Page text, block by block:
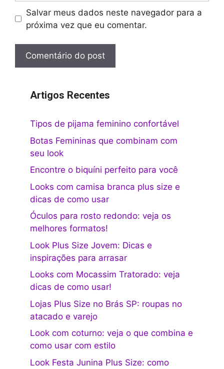
Salvar meus dados neste navegador para a
próxima vez que eu comentar.
Artigos Recentes
Tipos de pijama feminino confortável
Botas Femininas que combinam com
seu look
Encontre o biquíni perfeito para você
Looks com camisa branca plus size e
dicas de como usar
Óculos para rosto redondo: veja os
melhores formatos!
Look Plus Size Jovem: Dicas e
inspirações para arrasar
Looks com Mocassim Tratorado: veja
dicas de como usar!
Lojas Plus Size no Brás SP: roupas no
atacado e varejo
Look com coturno: veja o que combina e
como usar com estilo
Look Festa Junina Plus Size: como